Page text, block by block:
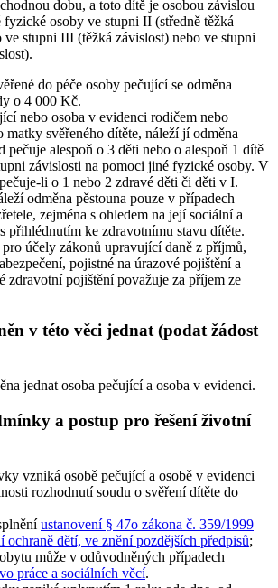
dobu, a toto dítě je osobou závislou
osoby ve stupni II (středně těžká
ve stupni III (těžká závislost) nebo ve stupni
do péče osoby pečující se odměna
o 4 000 Kč.
nebo osoba v evidenci rodičem nebo
matky svěřeného dítěte, náleží jí odměna
pečuje alespoň o 3 děti nebo o alespoň 1 dítě
závislosti na pomoci jiné fyzické osoby. V
li o 1 nebo 2 zdravé děti či děti v I.
odměna pěstouna pouze v případech
zejména s ohledem na její sociální a
přihlédnutím ke zdravotnímu stavu dítěte.
pro účely zákonů upravující daně z příjmů,
pojistné na úrazové pojištění a
zdravotní pojištění považuje za příjem ze
v této věci jednat (podat žádost
jednat osoba pečující a osoba v evidenci.
a postup pro řešení životní
vzniká osobě pečující a osobě v evidenci
rozhodnutí soudu o svěření dítěte do
ustanovení § 47o zákona č. 359/1999
ochraně dětí, ve znění pozdějších předpisů;
může v odůvodněných případech
práce a sociálních věcí.